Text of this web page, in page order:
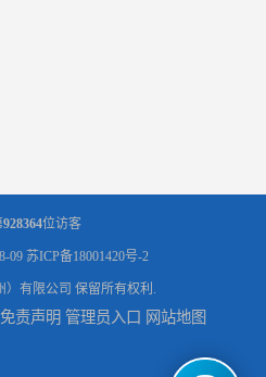
928364位访客
09 苏ICP备18001420号-2
）有限公司 保留所有权利.
免责声明 管理员入口 网站地图